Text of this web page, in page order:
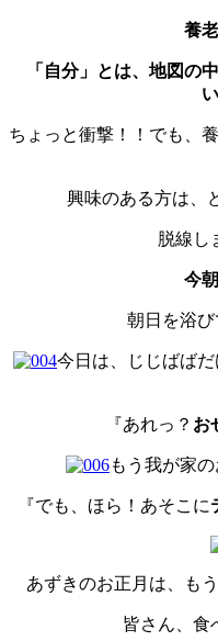
養
「自分」とは、地図の
ちょっと衝撃！！でも、
興味のある方は、
脱線し
今
朝日を浴
今日は、じじばば
『あれっ？ お
もう我が家
『でも、ほら！あそこに
あずきのお正月は、も
皆さん、食